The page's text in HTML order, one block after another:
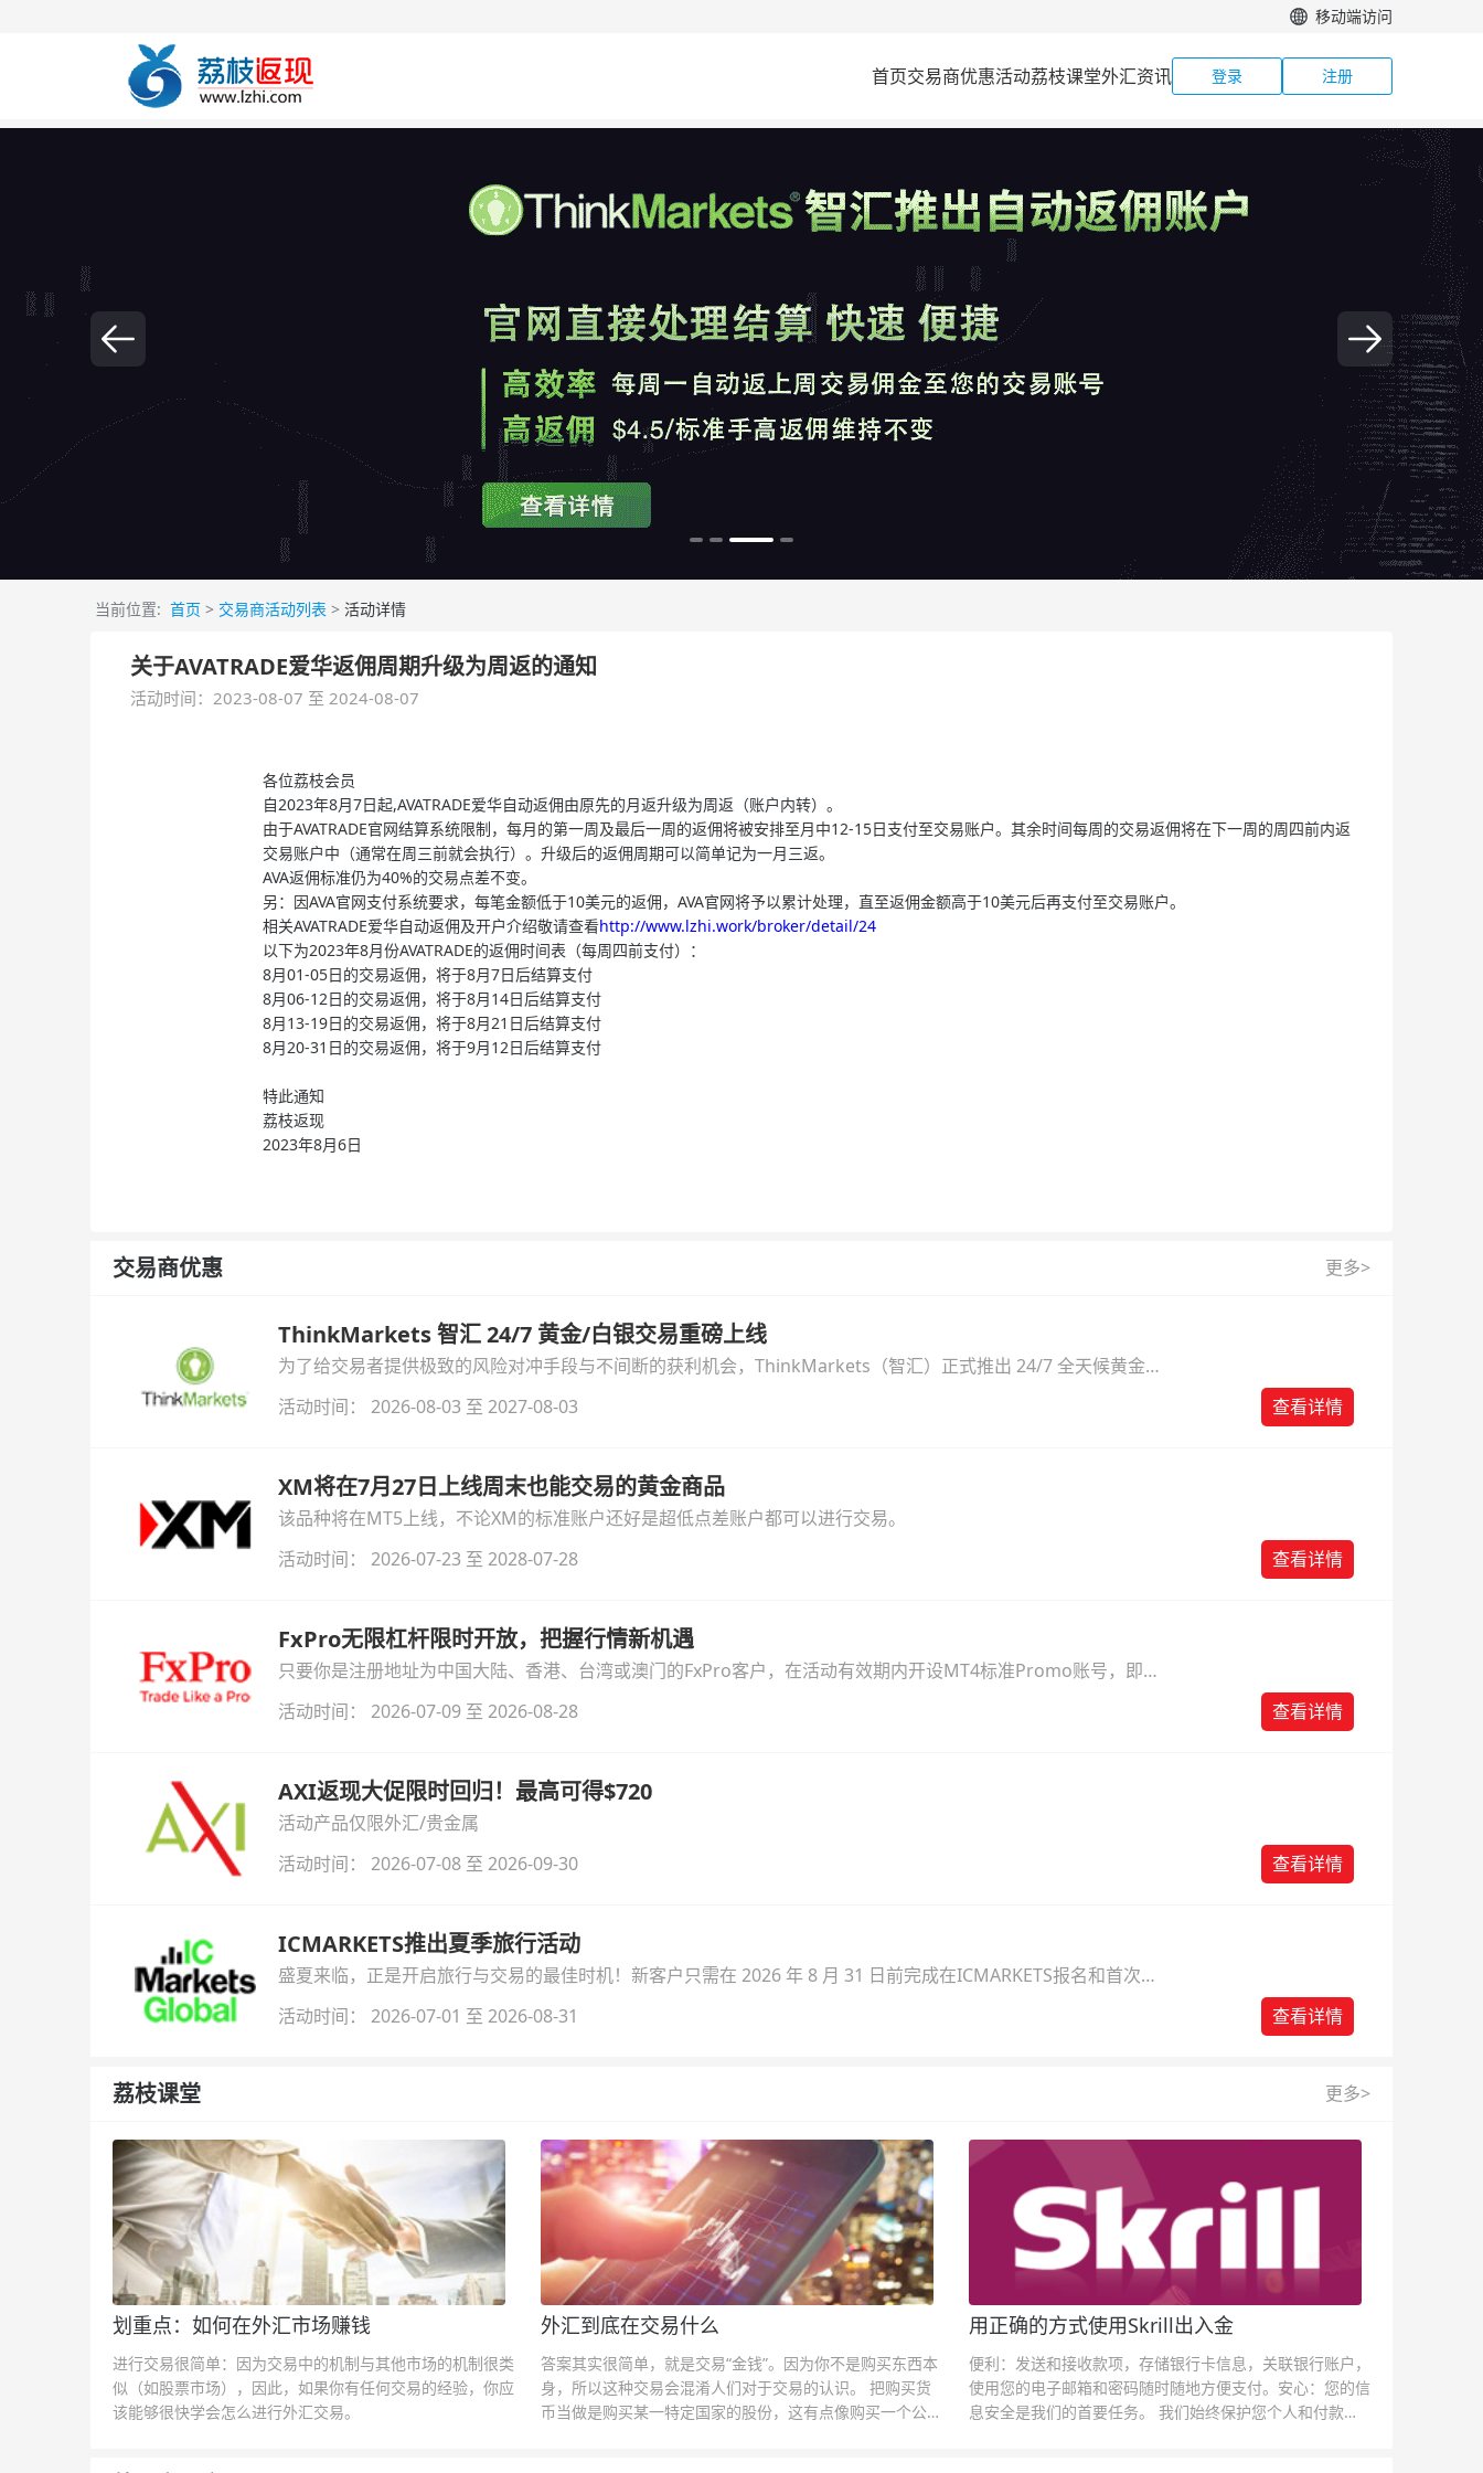
移动端访问
首页交易商优惠活动荔枝课堂外汇资讯 登录 注册
当前位置: 首页 > 交易商活动列表 > 活动详情
关于AVATRADE爱华返佣周期升级为周返的通知
活动时间：2023-08-07 至 2024-08-07
各位荔枝会员
自2023年8月7日起,AVATRADE爱华自动返佣由原先的月返升级为周返（账户内转）。
由于AVATRADE官网结算系统限制，每月的第一周及最后一周的返佣将被安排至月中12-15日支付至交易账户。其余时间每周的交易返佣将在下一周的周四前内返
交易账户中（通常在周三前就会执行）。升级后的返佣周期可以简单记为一月三返。
AVA返佣标准仍为40%的交易点差不变。
另：因AVA官网支付系统要求，每笔金额低于10美元的返佣，AVA官网将予以累计处理，直至返佣金额高于10美元后再支付至交易账户。
相关AVATRADE爱华自动返佣及开户介绍敬请查看http://www.lzhi.work/broker/detail/24
以下为2023年8月份AVATRADE的返佣时间表（每周四前支付）：
8月01-05日的交易返佣，将于8月7日后结算支付
8月06-12日的交易返佣，将于8月14日后结算支付
8月13-19日的交易返佣，将于8月21日后结算支付
8月20-31日的交易返佣，将于9月12日后结算支付
特此通知
荔枝返现
2023年8月6日
交易商优惠 更多>
ThinkMarkets 智汇 24/7 黄金/白银交易重磅上线
为了给交易者提供极致的风险对冲手段与不间断的获利机会，ThinkMarkets（智汇）正式推出 24/7 全天候黄金
与白银交易！本文将为您详细拆解本次升级的核心交易品种、杠杆配置、支持软件及交易细则。
活动时间： 2026-08-03 至 2027-08-03 查看详情
XM将在7月27日上线周末也能交易的黄金商品
该品种将在MT5上线，不论XM的标准账户还好是超低点差账户都可以进行交易。
活动时间： 2026-07-23 至 2028-07-28
查看详情
FxPro无限杠杆限时开放，把握行情新机遇
只要你是注册地址为中国大陆、香港、台湾或澳门的FxPro客户，在活动有效期内开设MT4标准Promo账号，即可
自动解锁无限倍杠杆福利，无需额外复杂操作。
活动时间： 2026-07-09 至 2026-08-28 查看详情
AXI返现大促限时回归！最高可得$720
活动产品仅限外汇/贵金属
活动时间： 2026-07-08 至 2026-09-30
查看详情
ICMARKETS推出夏季旅行活动
盛夏来临，正是开启旅行与交易的最佳时机！新客户只需在 2026 年 8 月 31 日前完成在ICMARKETS报名和首次入
金即可参与！
活动时间： 2026-07-01 至 2026-08-31 查看详情
荔枝课堂 更多>
划重点：如何在外汇市场赚钱
进行交易很简单：因为交易中的机制与其他市场的机制很类
似（如股票市场），因此，如果你有任何交易的经验，你应
该能够很快学会怎么进行外汇交易。
外汇到底在交易什么
答案其实很简单，就是交易“金钱”。因为你不是购买东西本
身，所以这种交易会混淆人们对于交易的认识。 把购买货
币当做是购买某一特定国家的股份，这有点像购买一个公司
用正确的方式使用Skrill出入金
便利：发送和接收款项，存储银行卡信息，关联银行账户，
使用您的电子邮箱和密码随时随地方便支付。安心：您的信
息安全是我们的首要任务。 我们始终保护您个人和付款信